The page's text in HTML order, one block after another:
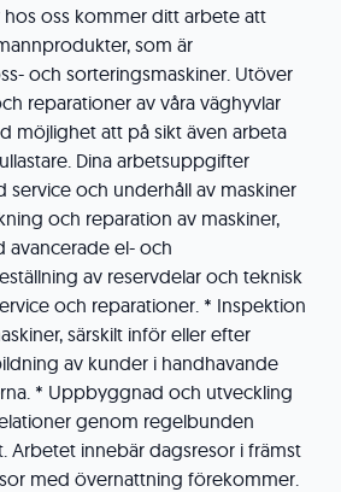
hos oss kommer ditt arbete att
som är
och sorteringsmaskiner. Utöver
reparationer av våra väghyvlar
möjlighet att på sikt även arbeta
Dina arbetsuppgifter
service och underhåll av maskiner
och reparation av maskiner,
avancerade el- och
av reservdelar och teknisk
och reparationer. * Inspektion
särskilt inför eller efter
av kunder i handhavande
* Uppbyggnad och utveckling
genom regelbunden
Arbetet innebär dagsresor i främst
med övernattning förekommer.